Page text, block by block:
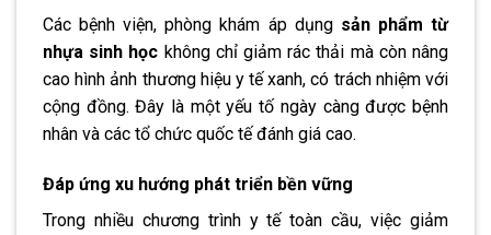
Các bệnh viện, phòng khám áp dụng sản phẩm từ
nhựa sinh học không chỉ giảm rác thải mà còn nâng
cao hình ảnh thương hiệu y tế xanh, có trách nhiệm với
cộng đồng. Đây là một yếu tố ngày càng được bệnh
nhân và các tổ chức quốc tế đánh giá cao.
Đáp ứng xu hướng phát triển bền vững
Trong nhiều chương trình y tế toàn cầu, việc giảm